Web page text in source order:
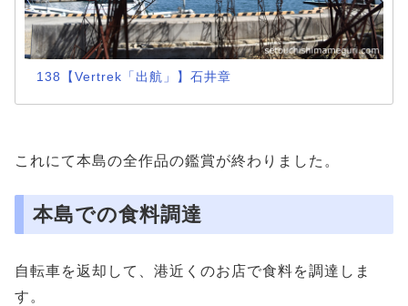
138【Vertrek「出航」】石井章
これにて本島の全作品の鑑賞が終わりました。
本島での食料調達
自転車を返却して、港近くのお店で食料を調達しま
す。